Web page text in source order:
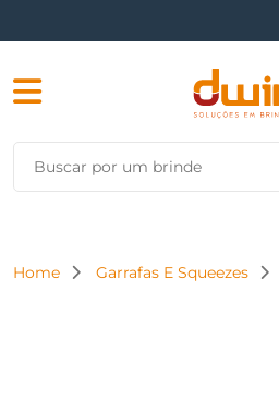
Home Garrafas E Squeezes